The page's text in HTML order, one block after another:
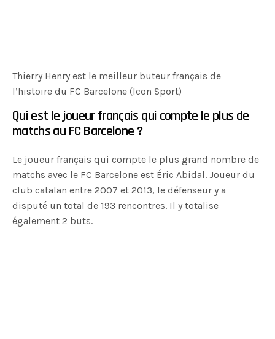
Thierry Henry est le meilleur buteur français de
l’histoire du FC Barcelone (Icon Sport)
Qui est le joueur français qui compte le plus de
matchs au FC Barcelone ?
Le joueur français qui compte le plus grand nombre de
matchs avec le FC Barcelone est Éric Abidal. Joueur du
club catalan entre 2007 et 2013, le défenseur y a
disputé un total de 193 rencontres. Il y totalise
également 2 buts.